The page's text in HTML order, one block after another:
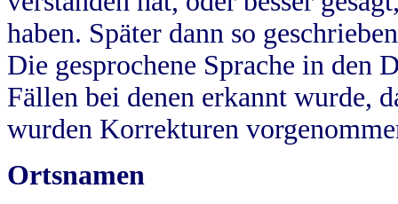
haben. Später dann so
Die gesprochene Sprache in
Fällen bei denen erkannt wurde,
wurden Korrekturen
Ortsnamen